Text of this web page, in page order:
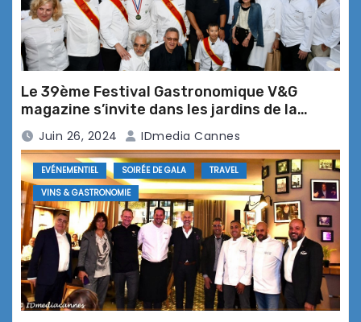
colorée de l’Hôtel Juana***** à
Juan-les-Pins
Caffé César, Restaurant L’initial …
week-end brasero tout l’été
Les soirées vendredi-brasero à La
Le 39ème Festival Gastronomique V&G
magazine s’invite dans les jardins de la
Bastide Saint Antoine***** Grasse
Juin 26, 2024 IDmedia Cannes
EVÉNEMENTIEL SOIRÉE DE GALA
TRAVEL
VINS & GASTRONOMIE